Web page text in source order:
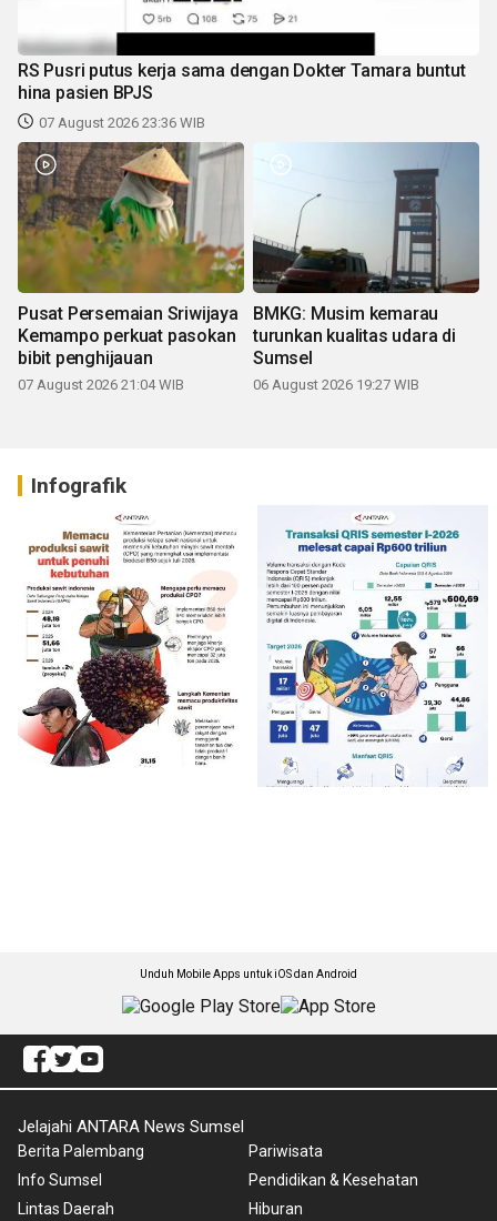
RS Pusri putus kerja sama dengan Dokter Tamara buntut
hina pasien BPJS
07 August 2026 23:36 WIB
Pusat Persemaian Sriwijaya
Kemampo perkuat pasokan
bibit penghijauan
07 August 2026 21:04 WIB
BMKG: Musim kemarau
turunkan kualitas udara di
Sumsel
06 August 2026 19:27 WIB
Infografik
Unduh Mobile Apps untuk iOS dan Android
Jelajahi ANTARA News Sumsel
Berita Palembang
Info Sumsel
Lintas Daerah
Pariwisata
Pendidikan & Kesehatan
Hiburan